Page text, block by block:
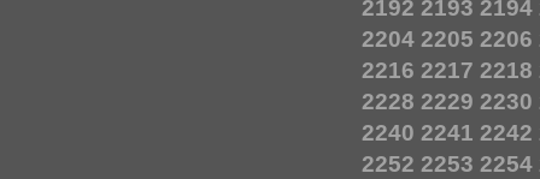
2192 2193 2194
2204 2205 2206
2216 2217 2218
2228 2229 2230
2240 2241 2242
2252 2253 2254